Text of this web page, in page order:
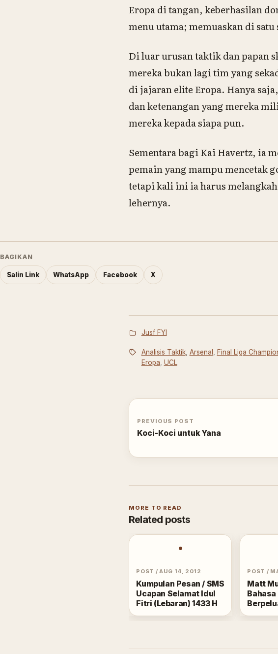
Eropa di tangan, keberhasilan
menu utama; memuaskan di
Di luar urusan taktik dan papan
mereka bukan lagi tim yang
di jajaran elite Eropa. Hanya
dan ketenangan yang mereka
mereka kepada siapa pun.
Sementara bagi Kai Havertz, ia
pemain yang mampu mencetak
tetapi kali ini ia harus
lehernya.
BAGIKAN
Salin Link WhatsApp Facebook X
Jusf FYI
Analisis Taktik, Arsenal Final Liga
Eropa UCL
PREVIOUS POST
Koci-Koci untuk Yana
MORE TO READ
Related posts
•
POST / AUG 14, 2012
Kumpulan Pesan / SMS
Ucapan Selamat Idul
Fitri (Lebaran) 1433 H
POST /
Matt
Bahasa